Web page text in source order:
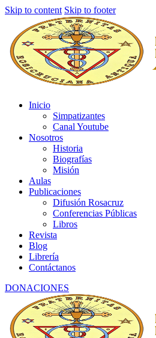
Skip to content Skip to footer
Inicio
Simpatizantes
Canal Youtube
Nosotros
Historia
Biografías
Misión
Aulas
Publicaciones
Difusión Rosacruz
Conferencias Públicas
Libros
Revista
Blog
Librería
Contáctanos
DONACIONES